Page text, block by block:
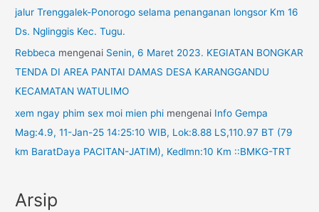
jalur Trenggalek-Ponorogo selama penanganan longsor Km 16
Ds. Nglinggis Kec. Tugu.
Rebbeca mengenai Senin, 6 Maret 2023. KEGIATAN BONGKAR
TENDA DI AREA PANTAI DAMAS DESA KARANGGANDU
KECAMATAN WATULIMO
xem ngay phim sex moi mien phi mengenai Info Gempa
Mag:4.9, 11-Jan-25 14:25:10 WIB, Lok:8.88 LS,110.97 BT (79
km BaratDaya PACITAN-JATIM), Kedlmn:10 Km ::BMKG-TRT
Arsip